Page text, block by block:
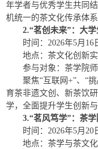
年学者与优秀学生共同
机统一的茶文化传承体系
2.“茗创未来”：大
时间：2026年5月
地点：茶文化创新
参与对象：茶学院
聚焦“互联网+”、“
育茶非遗文创、新茶饮
学，全面提升学生创新与
3.“茗风笃学”：茶
时间：2026年5月
地点：茶学与茶文